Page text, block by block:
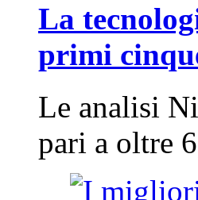
La
primi
Le analisi
pari a oltre